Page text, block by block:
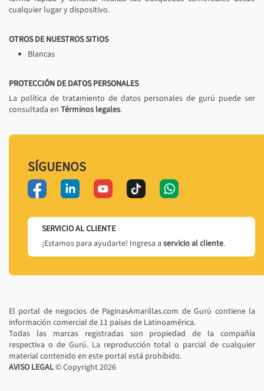
cualquier lugar y dispositivo.
OTROS DE NUESTROS SITIOS
Blancas
PROTECCIÓN DE DATOS PERSONALES
La política de tratamiento de datos personales de gurú puede ser
consultada en Términos legales.
SÍGUENOS
SERVICIO AL CLIENTE
¡Estamos para ayudarte! Ingresa a servicio al cliente.
El portal de negocios de PaginasAmarillas.com de Gurú contiene la
información comercial de 11 países de Latinoamérica.
Todas las marcas registradas son propiedad de la compañía
respectiva o de Gurú. La reproducción total o parcial de cualquier
material contenido en este portal está prohibido.
AVISO LEGAL© Copyright2026